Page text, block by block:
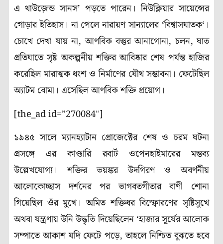
এ থাউজ়েন্ড সানস’ পড়তে পারেন। নিউক্লিয়ার সায়েন্সের
গোড়ার ইতিহাস। না পেলে নারায়ণ সান্যালের ‘বিশ্বাসঘাতক‘ ।
চোখে দেখা যায় না,আণবিক বস্তুর আনাগোনা,চলন,ঘাত
প্রতিঘাতে সৃষ্ট অকল্পনীয় শক্তির আবিষ্কার শেষ পর্যন্ত হাজির
করেছিল মারাত্মক ধংশ ও নির্মাণের যৌথ সম্ভাবনা। ফেটেছিল
অ্যাটম বোমা। এসেছিল আণবিক শক্তি প্রয়োগ।
[the_ad id=”270084″]
১৯৪৫ সালে ম্যানহ্যাটান প্রোজেক্টের শেষ ও চরম ঘটনা
প্রসঙ্গে এর কাণ্ডারি রবার্ট ওপেনহাইমারের মন্তব্য
উল্লেখযোগ্য। শক্তির ভয়ঙ্কর উদগিরণ ও অবর্ণনীয়
আলোকোচ্ছাস দর্শনের পর ভাগবতগীতার বাণী শোনা
গিয়েছিল ওঁর মুখে। অমিত শক্তিধর বিস্ফোরণের সৃষ্টিসুখে
অথবা যন্ত্রণায় উনি উদ্ধৃতি দিয়েছিলেন ‘হাজার সূর্যের আলোক
সম্পাতে আকাশ যদি ফেটে পড়ে,তাহলে নিশ্চিত বুঝতে হবে